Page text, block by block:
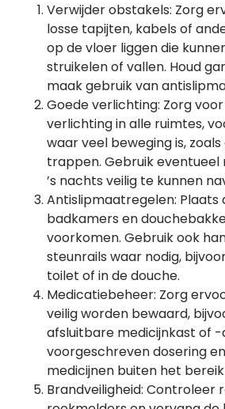
Verwijder obstakels: Zorg
losse tapijten, kabels of
op de vloer liggen die
struikelen of vallen. Houd
maak gebruik van
Goede verlichting: Zorg
verlichting in alle ruimtes,
waar veel beweging is,
trappen. Gebruik
’s nachts veilig te kunnen
Antislipmaatregelen: Plaats
badkamers en
voorkomen. Gebruik ook
steunrails waar nodig,
toilet of in de douche.
Medicatiebeheer: Zorg
veilig worden bewaard,
afsluitbare medicijnkast of -
voorgeschreven dosering
medicijnen buiten het
Brandveiligheid: Controleer